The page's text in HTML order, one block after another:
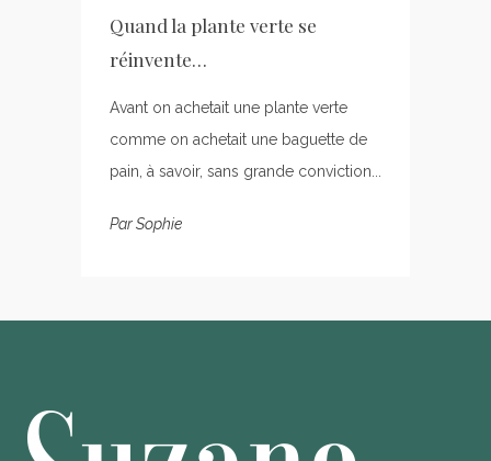
Quand la plante verte se
réinvente…
Avant on achetait une plante verte
comme on achetait une baguette de
pain, à savoir, sans grande conviction...
ParSophie